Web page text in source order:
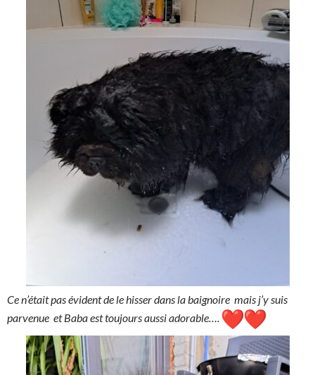
Ce n’était pas évident de le hisser dans la baignoire mais j’y suis
parvenue et Baba est toujours aussi adorable….